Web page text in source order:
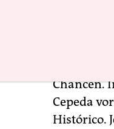
Am 31.
Chancen.
Cepeda
Histórico.